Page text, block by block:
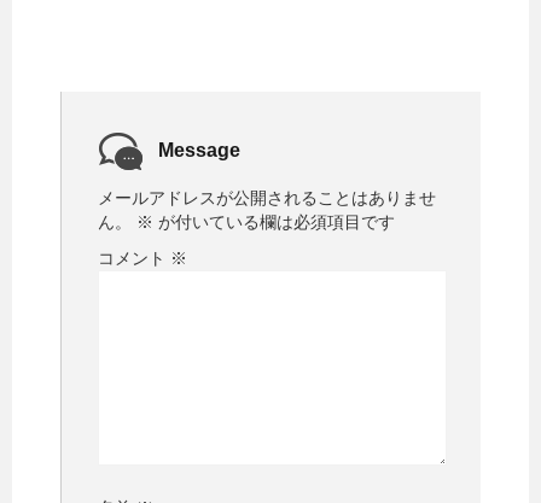
Message
メールアドレスが公開されることはありませ
ん。
※ が付いている欄は必須項目です
コメント ※